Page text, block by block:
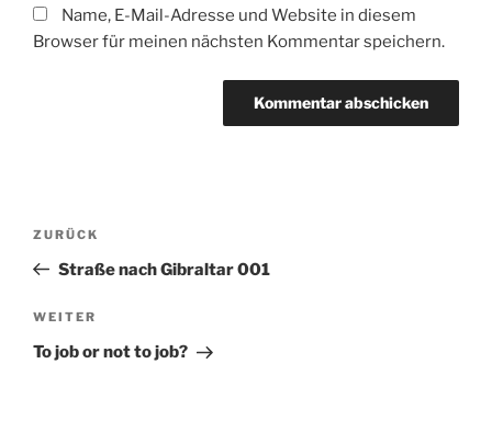
Name, E-Mail-Adresse und Website in diesem
Browser für meinen nächsten Kommentar speichern.
Beitragsnavigation
Vorheriger
Beitrag
ZURÜCK
Straße nach Gibraltar 001
Nächster
Beitrag
WEITER
To job or not to job?